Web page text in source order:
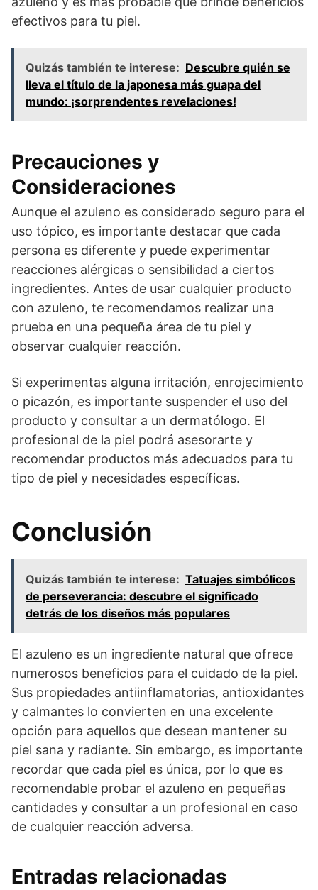
efectivos para tu piel.
Quizás también te interese: Descubre quién se
lleva el título de la japonesa más guapa del
mundo: ¡sorprendentes revelaciones!
Precauciones y
Consideraciones
Aunque el azuleno es considerado seguro para el
uso tópico, es importante destacar que cada
persona es diferente y puede experimentar
reacciones alérgicas o sensibilidad a ciertos
ingredientes. Antes de usar cualquier producto
con azuleno, te recomendamos realizar una
prueba en una pequeña área de tu piel y
observar cualquier reacción.
Si experimentas alguna irritación, enrojecimiento
o picazón, es importante suspender el uso del
producto y consultar a un dermatólogo. El
profesional de la piel podrá asesorarte y
recomendar productos más adecuados para tu
tipo de piel y necesidades específicas.
Conclusión
Quizás también te interese: Tatuajes simbólicos
de perseverancia: descubre el significado
detrás de los diseños más populares
El azuleno es un ingrediente natural que ofrece
numerosos beneficios para el cuidado de la piel.
Sus propiedades antiinflamatorias, antioxidantes
y calmantes lo convierten en una excelente
opción para aquellos que desean mantener su
piel sana y radiante. Sin embargo, es importante
recordar que cada piel es única, por lo que es
recomendable probar el azuleno en pequeñas
cantidades y consultar a un profesional en caso
de cualquier reacción adversa.
Entradas relacionadas